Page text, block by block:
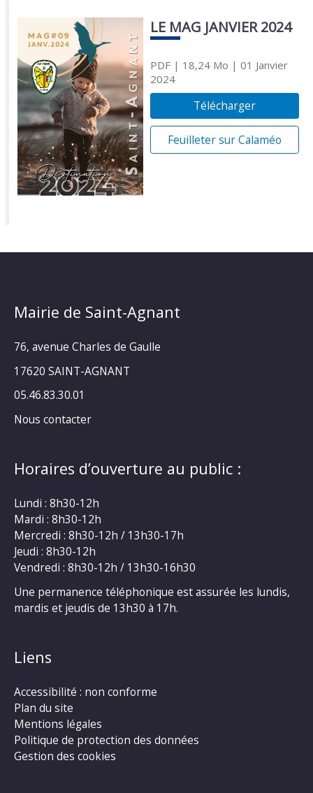
LE MAG JANVIER 2024
PDF| 18,24 Mo | 01 Janvier
2024
Télécharger
Feuilleter sur Calaméo
Mairie de Saint-Agnant
76, avenue Charles de Gaulle
17620 SAINT-AGNANT
05.46.83.30.01
Nous contacter
Horaires d’ouverture au public :
Lundi : 8h30-12h
Mardi : 8h30-12h
Mercredi : 8h30-12h / 13h30-17h
Jeudi : 8h30-12h
Vendredi : 8h30-12h / 13h30-16h30
Une permanence téléphonique est assurée les lundis,
mardis et jeudis de 13h30 à 17h.
Liens
Accessibilité : non conforme
Plan du site
Mentions légales
Politique de protection des données
Gestion des cookies